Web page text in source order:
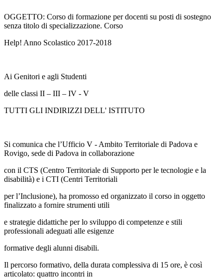
OGGETTO: Corso di formazione per docenti su posti di sostegno
senza titolo di specializzazione. Corso
Help! Anno Scolastico 2017-2018
Ai Genitori e agli Studenti
delle classi II – III – IV - V
TUTTI GLI INDIRIZZI DELL' ISTITUTO
Si comunica che l’Ufficio V - Ambito Territoriale di Padova e
Rovigo, sede di Padova in collaborazione
con il CTS (Centro Territoriale di Supporto per le tecnologie e la
disabilità) e i CTI (Centri Territoriali
per l’Inclusione), ha promosso ed organizzato il corso in oggetto
finalizzato a fornire strumenti utili
e strategie didattiche per lo sviluppo di competenze e stili
professionali adeguati alle esigenze
formative degli alunni disabili.
Il percorso formativo, della durata complessiva di 15 ore, è così
articolato: quattro incontri in